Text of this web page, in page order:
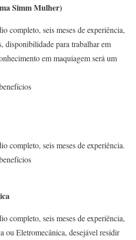
Simm Mulher)
completo, seis meses de experiência,
disponibilidade para trabalhar em
em maquiagem será um
completo, seis meses de experiência.
completo, seis meses de experiência,
ou Eletromecânica, desejável residir